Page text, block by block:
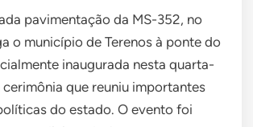
pavimentação da MS-352, no
o município de Terenos à ponte do
inaugurada nesta quarta-
que reuniu importantes
do estado. O evento foi